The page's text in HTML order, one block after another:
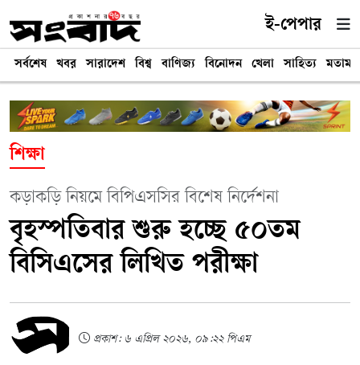
ই-পেপার
সর্বশেষ খবর সারাদেশ বিশ্ব বাণিজ্য বিনোদন খেলা সাহিত্য মতামত
শিক্ষা
কড়াকড়ি নিয়মে বিপিএসসির বিশেষ নির্দেশনা
বৃহস্পতিবার শুরু হচ্ছে ৫০তম
বিসিএসের লিখিত পরীক্ষা
প্রকাশ: ৬ এপ্রিল ২০২৬, ০৯:২২ পিএম